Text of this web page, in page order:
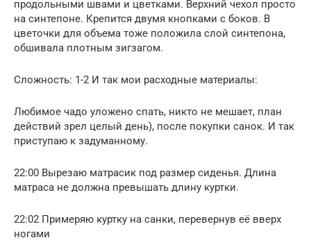
продольными швами и цветками. Верхний чехол просто
на синтепоне. Крепится двумя кнопками с боков. В
цветочки для объема тоже положила слой синтепона,
обшивала плотным зигзагом.
Сложность: 1-2 И так мои расходные материалы:
Любимое чадо уложено спать, никто не мешает, план
действий зрел целый день), после покупки санок. И так
приступаю к задуманному.
22:00 Вырезаю матрасик под размер сиденья. Длина
матраса не должна превышать длину куртки.
22:02 Примеряю куртку на санки, перевернув её вверх
ногами